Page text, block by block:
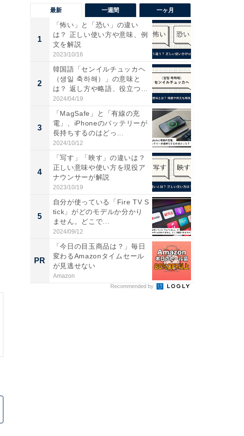
最新 一週間 一ヶ月
1
「怖い」と「恐い」の違い
は？ 正しい使い方や意味、例
文を解説
2023/10/16
2
韓国語「センイルチュッカヘ
（생일 축하해）」の意味と
は？ 返し方や略語、役立つ
例...
2024/04/19
3
「MagSafe」と「有線の充
電」、iPhoneのバッテリーが
長持ちするのはどっ...
2024/10/12
4
「写す」「映す」の違いは？
正しい意味や使い方を現役ア
ナウンサーが解説
2023/10/19
5
自分が使っている「Fire TV S
tick」がどのモデルか分かり
ません。どこで...
2024/09/12
PR
「今日の目玉商品は？」毎日
変わるAmazonタイムセール
が見逃せない
Amazon
Recommended by